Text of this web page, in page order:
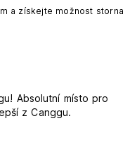
a získejte možnost storna
Absolutní místo pro
z Canggu.